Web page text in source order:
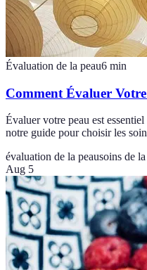
Évaluation de la peau6 min
Comment Évaluer
Évaluer votre peau est
notre guide pour choisir les
évaluation de la peausoins de
Aug 5